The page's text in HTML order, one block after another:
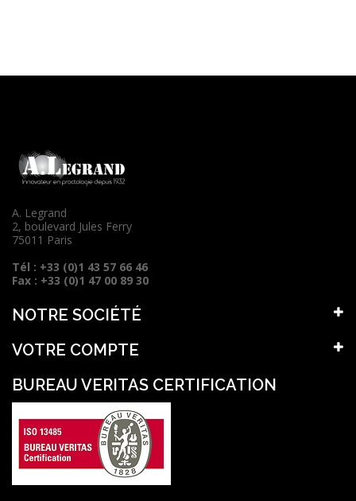
A. Legrand
2, boulevard Jules Ferry
75011 Paris
Tél : +33 (0)1 43 57 66 46
Fax : +33 (0)1 47 00 89 30
NOTRE SOCIÉTÉ
VOTRE COMPTE
BUREAU VERITAS CERTIFICATION